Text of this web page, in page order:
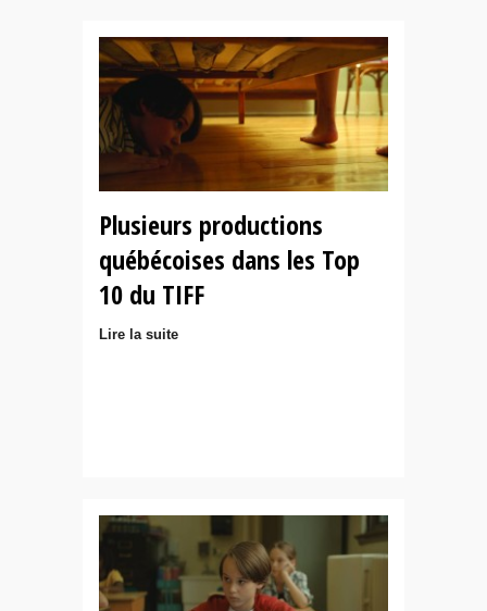
Plusieurs productions
québécoises dans les Top
10 du TIFF
Lire la suite